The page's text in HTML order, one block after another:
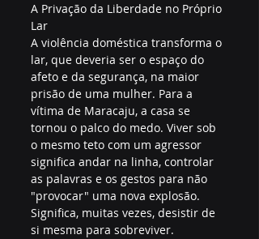
A Privação da Liberdade no Próprio
Lar
A violência doméstica transforma o
lar, que deveria ser o espaço do
afeto e da segurança, na maior
prisão de uma mulher. Para a
vítima de Maracaju, a casa se
tornou o palco do medo. Viver sob
o mesmo teto com um agressor
significa andar na linha, controlar
as palavras e os gestos para não
"provocar" uma nova explosão.
Significa, muitas vezes, desistir de
si mesma para sobreviver.